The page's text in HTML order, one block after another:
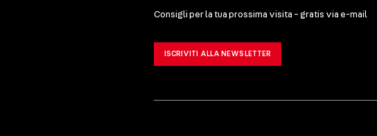
Consigli per la tua prossima visita – gratis via e-mail
ISCRIVITI ALLA NEWSLETTER